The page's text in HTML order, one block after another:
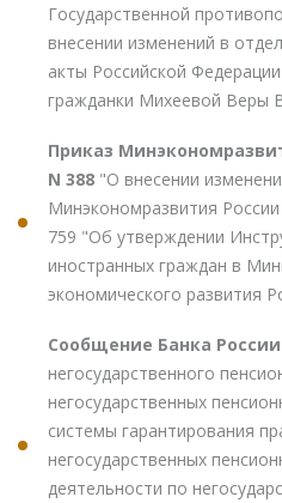
Государственной
внесении изменений в
акты Российской
гражданки Михеевой Веры
Приказ
N 388 "О внесении
Минэкономразвития
759 "Об утверждении
иностранных граждан в
экономического развития
Сообщение Банка России
негосударственного
негосударственных
системы гарантирования
негосударственных
деятельности по